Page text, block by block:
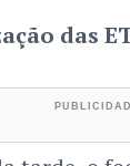
das